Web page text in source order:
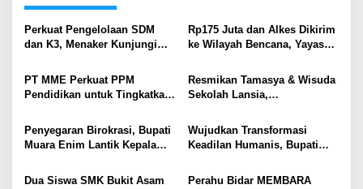
Perkuat Pengelolaan SDM
dan K3, Menaker Kunjungi
Rp175 Juta dan Alkes Dikirim
ke Wilayah Bencana, Yayasan
Bantuan Kemanusiaan
PT MME Perkuat PPM
Pendidikan untuk Tingkatkan
Tambang
Resmikan Tamasya & Wisuda
Sekolah Lansia,
Langkah Nyata Pemkab.
Muara Enim Wujudkan
Keluarga Berkualitas
Penyegaran Birokrasi, Bupati
Muara Enim Lantik Kepala
PMD .
Wujudkan Transformasi
Keadilan Humanis, Bupati
Sosial
Dua Siswa SMK Bukit Asam Perahu Bidar MEMBARA